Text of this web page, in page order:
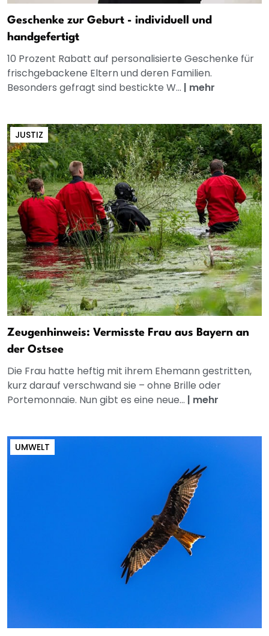
Geschenke zur Geburt - individuell und
handgefertigt
10 Prozent Rabatt auf personalisierte Geschenke für
frischgebackene Eltern und deren Familien.
Besonders gefragt sind bestickte W... | mehr
JUSTIZ
Zeugenhinweis: Vermisste Frau aus Bayern an
der Ostsee
Die Frau hatte heftig mit ihrem Ehemann gestritten,
kurz darauf verschwand sie – ohne Brille oder
Portemonnaie. Nun gibt es eine neue... | mehr
UMWELT